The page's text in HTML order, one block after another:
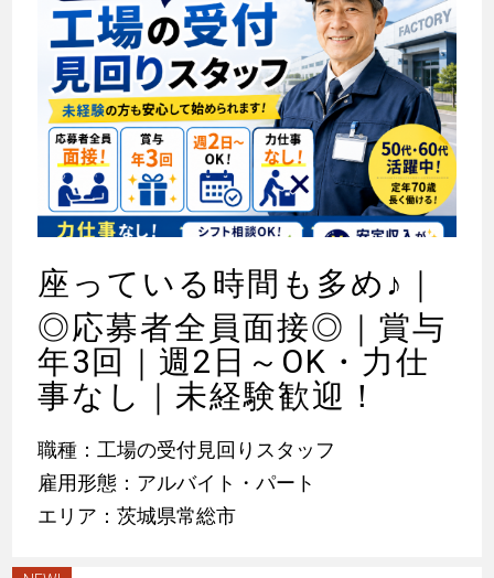
座っている時間も多め ♪ ｜
◎応募者全員面接◎｜賞与
年3回｜週2日～OK・力仕
事なし｜未経験歓迎！
職種：工場の受付見回りスタッフ
雇用形態：アルバイト・パート
エリア：茨城県常総市